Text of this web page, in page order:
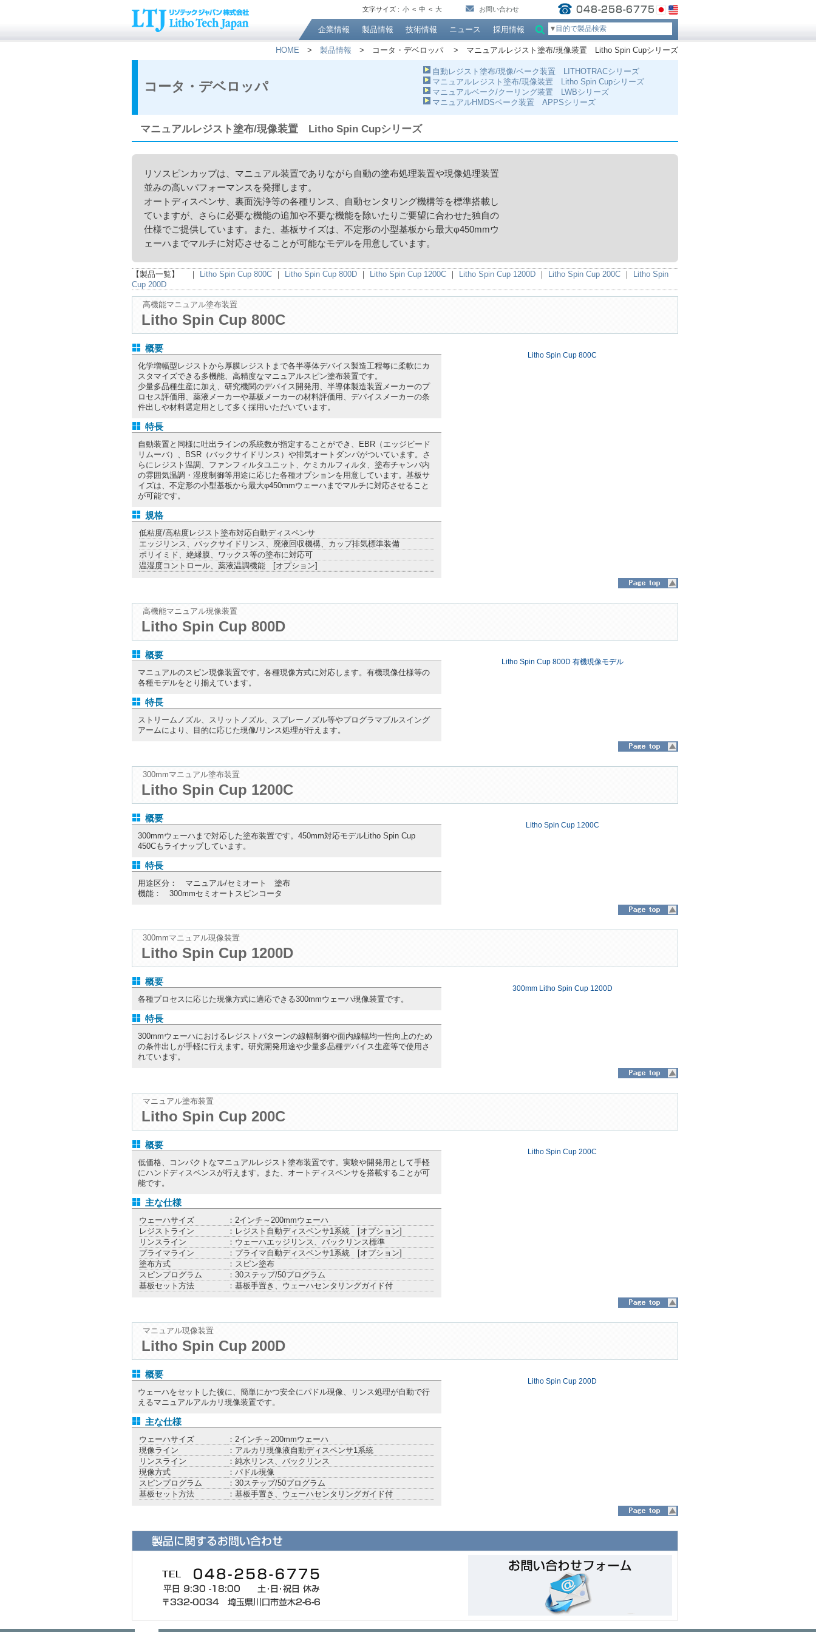
文字サイズ : 小 < 中 < 大 お問い合わせ
企業情報 製品情報 技術情報 ニュース 採用情報 目的で製品検索
HOME > 製品情報 > コータ・デベロッパ > マニュアルレジスト塗布/現像装置 Litho Spin Cupシリーズ
コータ・デベロッパ
自動レジスト塗布/現像/ベーク装置 LITHOTRACシリーズ
マニュアルレジスト塗布/現像装置 Litho Spin Cupシリーズ
マニュアルベーク/クーリング装置 LWBシリーズ
マニュアルHMDSベーク装置 APPSシリーズ
マニュアルレジスト塗布/現像装置 Litho Spin Cupシリーズ
リソスピンカップは、マニュアル装置でありながら自動の塗布処理装置や現像処理装置
並みの高いパフォーマンスを発揮します。
オートディスペンサ、裏面洗浄等の各種リンス、自動センタリング機構等を標準搭載し
ていますが、さらに必要な機能の追加や不要な機能を除いたりご要望に合わせた独自の
仕様でご提供しています。また、基板サイズは、不定形の小型基板から最大φ450mmウ
ェーハまでマルチに対応させることが可能なモデルを用意しています。
【製品一覧】 ｜ Litho Spin Cup 800C ｜ Litho Spin Cup 800D ｜ Litho Spin Cup 1200C ｜ Litho Spin Cup 1200D ｜ Litho Spin Cup 200C ｜
Litho Spin
Cup 200D
高機能マニュアル塗布装置
Litho Spin Cup 800C
概要
化学増幅型レジストから厚膜レジストまで各半導体デバイス製造工程毎に柔軟にカ
スタマイズできる多機能、高精度なマニュアルスピン塗布装置です。
少量多品種生産に加え、研究機関のデバイス開発用、半導体製造装置メーカーのプ
ロセス評価用、薬液メーカーや基板メーカーの材料評価用、デバイスメーカーの条
件出しや材料選定用として多く採用いただいています。
特長
自動装置と同様に吐出ラインの系統数が指定することができ、EBR（エッジビード
リムーバ）、BSR（バックサイドリンス）や排気オートダンパがついています。さ
らにレジスト温調、ファンフィルタユニット、ケミカルフィルタ、塗布チャンバ内
の雰囲気温調・湿度制御等用途に応じた各種オプションを用意しています。基板サ
イズは、不定形の小型基板から最大φ450mmウェーハまでマルチに対応させること
が可能です。
規格
低粘度/高粘度レジスト塗布対応自動ディスペンサ
エッジリンス、バックサイドリンス、廃液回収機構、カップ排気標準装備
ポリイミド、絶縁膜、ワックス等の塗布に対応可
温湿度コントロール、薬液温調機能 [オプション]
Litho Spin Cup 800C
高機能マニュアル現像装置
Litho Spin Cup 800D
概要
マニュアルのスピン現像装置です。各種現像方式に対応します。有機現像仕様等の
各種モデルをとり揃えています。
特長
ストリームノズル、スリットノズル、スプレーノズル等やプログラマブルスイング
アームにより、目的に応じた現像/リンス処理が行えます。
Litho Spin Cup 800D 有機現像モデル
300mmマニュアル塗布装置
Litho Spin Cup 1200C
概要
300mmウェーハまで対応した塗布装置です。450mm対応モデルLitho Spin Cup
450Cもライナップしています。
特長
用途区分： マニュアル/セミオート 塗布
機能： 300mmセミオートスピンコータ
Litho Spin Cup 1200C
300mmマニュアル現像装置
Litho Spin Cup 1200D
概要
各種プロセスに応じた現像方式に適応できる300mmウェーハ現像装置です。
特長
300mmウェーハにおけるレジストパターンの線幅制御や面内線幅均一性向上のため
の条件出しが手軽に行えます。研究開発用途や少量多品種デバイス生産等で使用さ
れています。
300mm Litho Spin Cup 1200D
マニュアル塗布装置
Litho Spin Cup 200C
概要
低価格、コンパクトなマニュアルレジスト塗布装置です。実験や開発用として手軽
にハンドディスペンスが行えます。また、オートディスペンサを搭載することが可
能です。
主な仕様
ウェーハサイズ
：2インチ～200mmウェーハ
レジストライン
：レジスト自動ディスペンサ1系統 [オプション]
リンスライン
：ウェーハエッジリンス、バックリンス標準
プライマライン
：プライマ自動ディスペンサ1系統 [オプション]
塗布方式
：スピン塗布
スピンプログラム
：30ステップ/50プログラム
基板セット方法
：基板手置き、ウェーハセンタリングガイド付
Litho Spin Cup 200C
マニュアル現像装置
Litho Spin Cup 200D
概要
ウェーハをセットした後に、簡単にかつ安全にパドル現像、リンス処理が自動で行
えるマニュアルアルカリ現像装置です。
主な仕様
ウェーハサイズ
：2インチ～200mmウェーハ
現像ライン
：アルカリ現像液自動ディスペンサ1系統
リンスライン
：純水リンス、バックリンス
現像方式
：パドル現像
スピンプログラム
：30ステップ/50プログラム
基板セット方法
：基板手置き、ウェーハセンタリングガイド付
Litho Spin Cup 200D